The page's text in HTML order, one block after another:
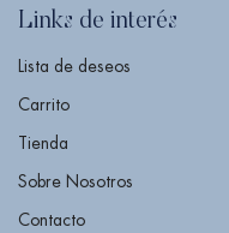
Links de interés
Lista de deseos
Carrito
Tienda
Sobre Nosotros
Contacto